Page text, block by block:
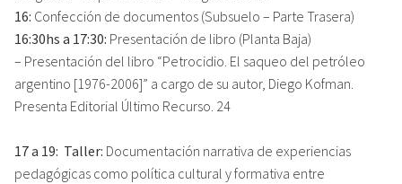
16: Confección de documentos (Subsuelo – Parte Trasera)
16:30hs a 17:30: Presentación de libro (Planta Baja)
– Presentación del libro “Petrocidio. El saqueo del petróleo
argentino [1976-2006]” a cargo de su autor, Diego Kofman.
Presenta Editorial Último Recurso. 24
17 a 19: Taller: Documentación narrativa de experiencias
pedagógicas como política cultural y formativa entre